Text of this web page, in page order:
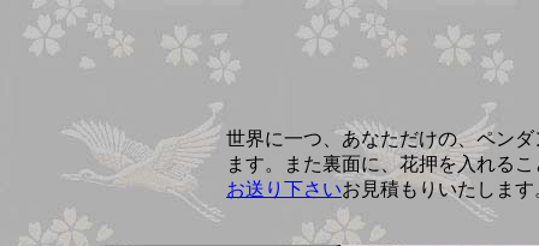
世界に一つ、あなただけの、ペン
ます。また裏面に、花押を入れる
お送り下さいお見積もりいたします